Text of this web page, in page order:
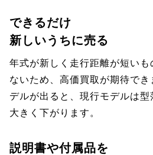
できるだけ
新しいうちに売る
年式が新しく走行距離が短い
ないため、高価買取が期待で
デルが出ると、現行モデルは
大きく下がります。
説明書や付属品を